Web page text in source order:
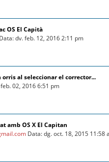
OS El Capità
Data: dv. feb. 12, 2016 2:11 pm
orris al seleccionar el corrector...
02, 2016 6:51 pm
amb OS X El Capitan
Data: dg. oct. 18, 2015 11:58